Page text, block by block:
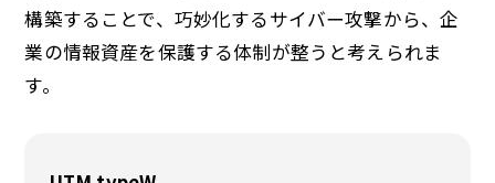
構築することで、巧妙化するサイバー攻撃から、企
業の情報資産を保護する体制が整うと考えられま
す。